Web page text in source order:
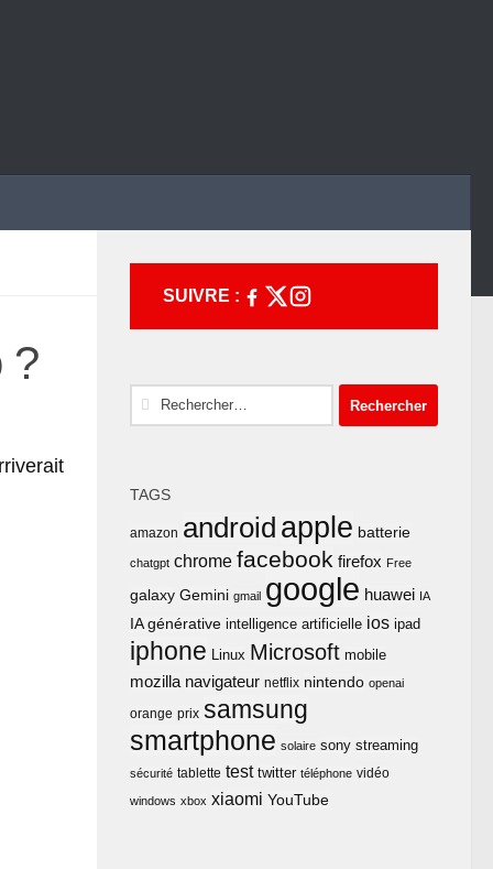
?
SUIVRE :
Rechercher :
TAGS
amazon android apple batterie
chatgpt chrome facebook firefox Free
galaxy Gemini gmail google huawei IA
IA générative intelligence artificielle ios ipad
iphone Linux Microsoft mobile
mozilla navigateur netflix nintendo openai
orange prix samsung
smartphone solaire sony streaming
sécurité tablette test twitter téléphone vidéo
windows xbox xiaomi YouTube